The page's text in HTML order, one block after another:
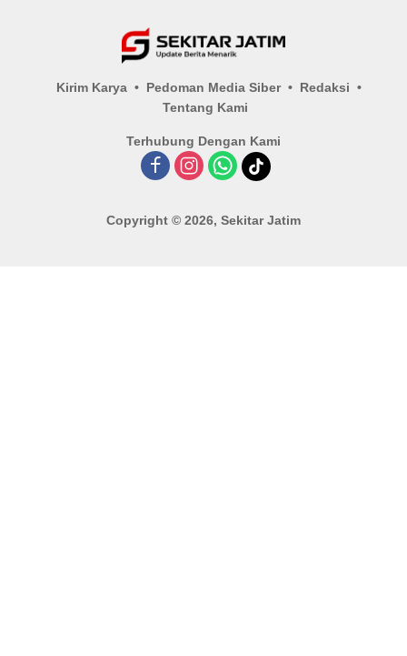
Kirim Karya Pedoman Media Siber
Redaksi
Tentang Kami
Terhubung Dengan Kami
Copyright © 2026, Sekitar Jatim